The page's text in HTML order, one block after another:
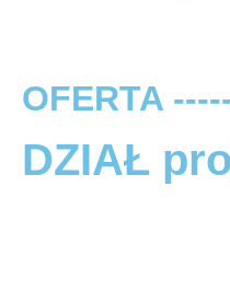
OFERTA
DZIAŁ